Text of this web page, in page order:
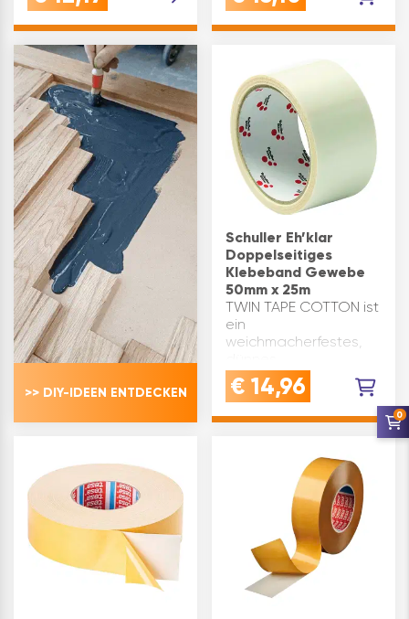
Abdeckfolien oder
Abdeckpapiere an
Oberflächen
anzubringen.
Produktvorteile: zur
Auf…
Klebekraft auf beiden
für eine Vielzahl von
Anwendungen
geeignet. P…
>> DIY-IDEEN ENTDECKEN
Schuller Eh’klar
Doppelseitiges
Klebeband Gewebe
50mm x 25m
TWIN TAPE COTTON ist
ein
weichmacherfestes,
geschmeidiges,
doppelseitiges
Einsatzgebiete im
Hobbybereich.
Achtung:Die
Informationen auf dem
Produktetikett si…
€ 14,96
0